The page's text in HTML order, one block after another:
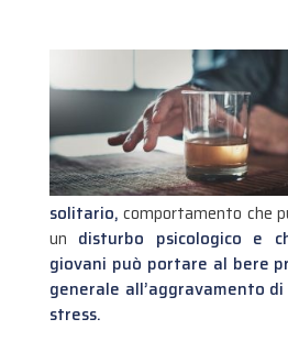
solitario, comportamento che
un disturbo psicologico e
giovani può portare al bere
generale all’aggravamento
stress.